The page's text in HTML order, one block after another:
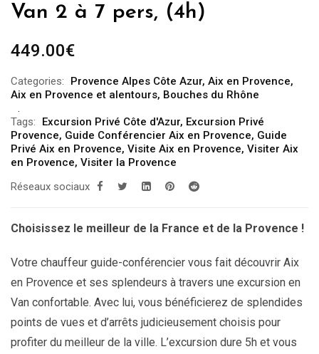
Van 2 à 7 pers, (4h)
449.00€
Categories: Provence Alpes Côte Azur, Aix en Provence,
Aix en Provence et alentours, Bouches du Rhône
Tags: Excursion Privé Côte d'Azur, Excursion Privé
Provence, Guide Conférencier Aix en Provence, Guide
Privé Aix en Provence, Visite Aix en Provence, Visiter Aix
en Provence, Visiter la Provence
Réseaux sociaux
Choisissez le meilleur de la France et de la Provence !
Votre chauffeur guide-conférencier vous fait découvrir Aix
en Provence et ses splendeurs à travers une excursion en
Van confortable. Avec lui, vous bénéficierez de splendides
points de vues et d’arrêts judicieusement choisis pour
profiter du meilleur de la ville. L’excursion dure 5h et vous